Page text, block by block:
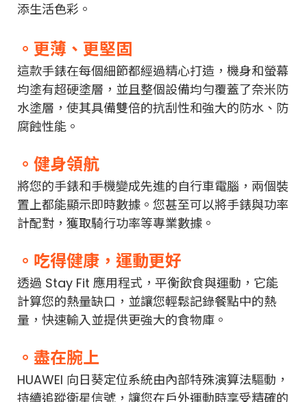
添生活色彩。
。更薄、更堅固
這款手錶在每個細節都經過精心打造，機身和螢幕
均塗有超硬塗層，並且整個設備均勻覆蓋了奈米防
水塗層，使其具備雙倍的抗刮性和強大的防水、防
腐蝕性能。
。健身領航
將您的手錶和手機變成先進的自行車電腦，兩個裝
置上都能顯示即時數據。您甚至可以將手錶與功率
計配對，獲取騎行功率等專業數據。
。吃得健康，運動更好
透過 Stay Fit 應用程式，平衡飲食與運動，它能
計算您的熱量缺口，並讓您輕鬆記錄餐點中的熱
量，快速輸入並提供更強大的食物庫。
。盡在腕上
HUAWEI 向日葵定位系統由內部特殊演算法驅動，
持續追蹤衛星信號，讓您在戶外運動時享受精確的